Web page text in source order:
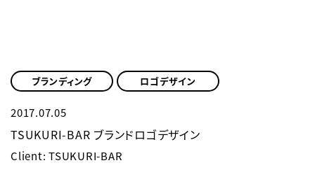
ブランディング ロゴデザイン
2017.07.05
TSUKURI-BAR ブランドロゴデザイン
Client: TSUKURI-BAR